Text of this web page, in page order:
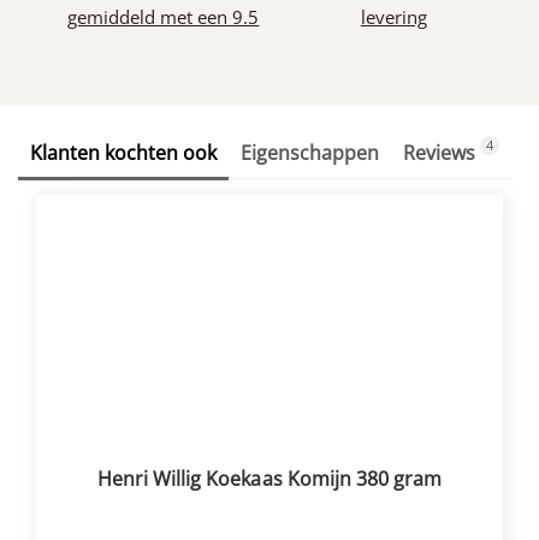
gemiddeld met een 9.5
levering
Klanten kochten ook Eigenschappen Reviews 4
Henri Willig Koekaas Komijn 380 gram